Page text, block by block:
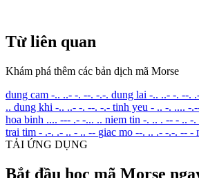
Từ liên quan
Khám phá thêm các bản dịch mã Morse
dung cam -.. ..- -. --. -.-. dung lai -.. ..- -. --.
.. dung khi -.. ..- -. --. -.- tinh yeu - .. -. .... -
hoa binh .... --- .- -... .. niem tin -. .. . -- - .. -.
trai tim - .-. .- .. - .. -- giac mo --. .. .- -.-. -- -
TẢI ỨNG DỤNG
Bắt đầu học mã Morse